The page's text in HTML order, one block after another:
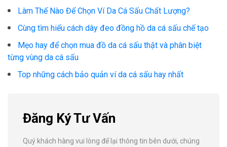
Làm Thế Nào Để Chọn Ví Da Cá Sấu Chất Lượng?
Cùng tìm hiểu cách dây đeo đồng hồ da cá sấu chế tạo
Mẹo hay để chọn mua đồ da cá sấu thật và phân biệt
từng vùng da cá sấu
Top những cách bảo quản ví da cá sấu hay nhất
Đăng Ký Tư Vấn
Quý khách hàng vui lòng để lại thông tin bên dưới, chúng